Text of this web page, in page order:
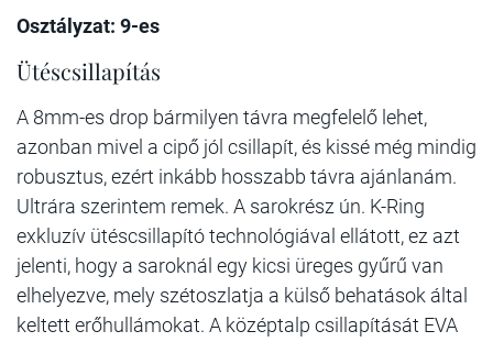
Osztályzat: 9-es
Ütéscsillapítás
A 8mm-es drop bármilyen távra megfelelő lehet,
azonban mivel a cipő jól csillapít, és kissé még mindig
robusztus, ezért inkább hosszabb távra ajánlanám.
Ultrára szerintem remek. A sarokrész ún. K-Ring
exkluzív ütéscsillapító technológiával ellátott, ez azt
jelenti, hogy a saroknál egy kicsi üreges gyűrű van
elhelyezve, mely szétoszlatja a külső behatások által
keltett erőhullámokat. A középtalp csillapítását EVA